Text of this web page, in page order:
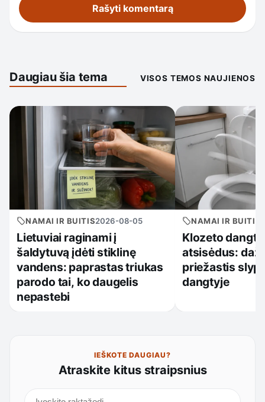
Daugiau šia tema VISOS TEMOS NAUJIENOS
NAMAI IR BUITIS2026-08-05
Lietuviai raginami į
šaldytuvą įdėti stiklinę
vandens: paprastas triukas
parodo tai, ko daugelis
nepastebi
NAMAI IR BUITIS
Klozeto
atsisėdus:
priežastis
dangtyje
IEŠKOTE DAUGIAU?
Atraskite kitus straipsnius